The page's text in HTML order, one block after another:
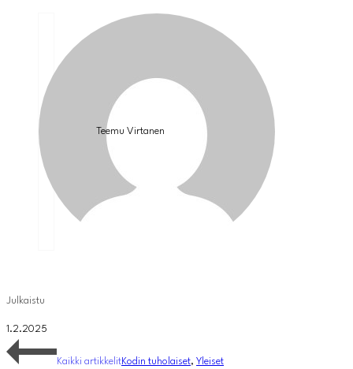
Teemu Virtanen
Julkaistu
1.2.2025
Kaikki artikkelitKodin tuholaiset, Yleiset